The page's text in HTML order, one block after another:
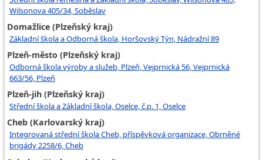
Wilsonova 405/34, Soběslav
Domažlice (Plzeňský kraj)
Základní škola a Odborná škola, Horšovský Týn, Nádražní 89
Plzeň-město (Plzeňský kraj)
Odborná škola výroby a služeb, Plzeň, Vejprnická 56, Vejprnická
663/56, Plzeň
Plzeň-jih (Plzeňský kraj)
Střední škola a Základní škola, Oselce, č.p. 1, Oselce
Cheb (Karlovarský kraj)
Integrovaná střední škola Cheb, příspěvková organizace, Obrněné
brigády 2258/6, Cheb